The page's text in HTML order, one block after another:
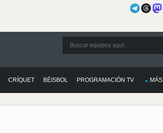
CRÍQUET BÉISBOL PROGRAMACIÓN TV MÁS